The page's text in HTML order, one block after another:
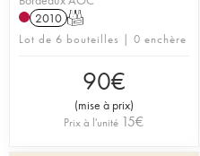
2010 T
Lot de 6 bouteilles | 0 enchère
90€
(mise à prix)
Prix à l'unité 15€